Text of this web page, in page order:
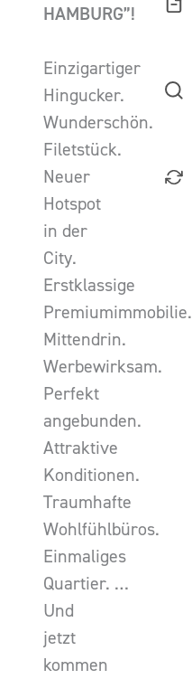
HAMBURG”!
Einzigartiger
Hingucker.
Wunderschön.
Filetstück.
Neuer
Hotspot
in der
City.
Erstklassige
Premiumimmobilie.
Mittendrin.
Werbewirksam.
Perfekt
angebunden.
Attraktive
Konditionen.
Traumhafte
Wohlfühlbüros.
Einmaliges
Quartier. …
Und
jetzt
kommen